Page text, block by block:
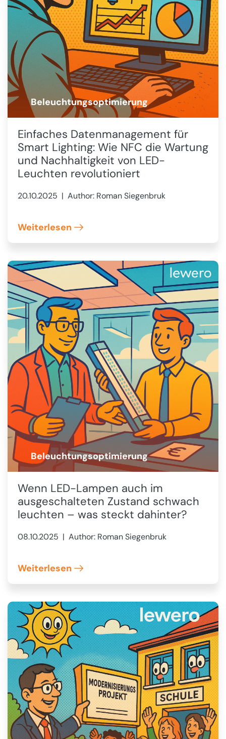
💡 Beleuchtungsoptimierung
Einfaches Datenmanagement für
Smart Lighting: Wie NFC die Wartung
und Nachhaltigkeit von LED-
Leuchten revolutioniert
20.10.2025 | Author: Roman Siegenbruk
Weiterlesen
Beleuchtungsoptimierung
Wenn LED-Lampen auch im
ausgeschalteten Zustand schwach
leuchten – was steckt dahinter?
08.10.2025 | Author: Roman Siegenbruk
Weiterlesen